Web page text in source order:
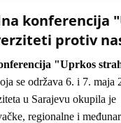
konferencija
protiv
"Uprkos
se održava 6. i 7. maja
u Sarajevu okupila je
regionalne i